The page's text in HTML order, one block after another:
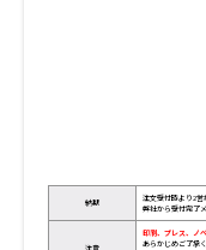
納期
注文受付時より2営
弊社から受付完了
印刷、プレス、ノ
あらかじめご了承く